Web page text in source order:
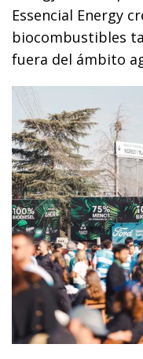
Essencial Energy
biocombustibles
fuera del ámbito